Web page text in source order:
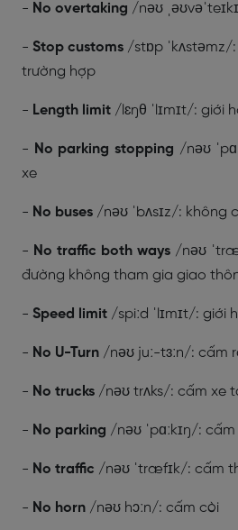
- No overtaking /nəʊ
- Stop customs /stɒp ˈkʌstəmz/
trường hợp
- Length limit /lɛŋθ ˈlɪmɪt/: giới
- No parking stopping /nəʊ
xe
- No buses /nəʊ ˈbʌsɪz/: không
- No traffic both ways /nəʊ
đường không tham gia giao
- Speed limit /spiːd ˈlɪmɪt/: giới
- No U-Turn /nəʊ juː-tɜːn/: cấm
- No trucks /nəʊ trʌks/: cấm xe
- No parking /nəʊ ˈpɑːkɪŋ/:
- No traffic /nəʊ ˈtræfɪk/: cấm
- No horn /nəʊ hɔːn/: cấm còi